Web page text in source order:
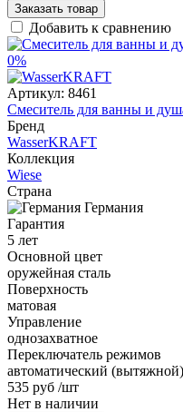
Заказать товар
Добавить к сравнению
0%
Артикул: 8461
Смеситель для ванны и
Бренд
WasserKRAFT
Коллекция
Wiese
Страна
Германия
Гарантия
5 лет
Основной цвет
оружейная сталь
Поверхность
матовая
Управление
однозахватное
Переключатель режимов
автоматический (вытяжной)
535 руб /шт
Нет в наличии